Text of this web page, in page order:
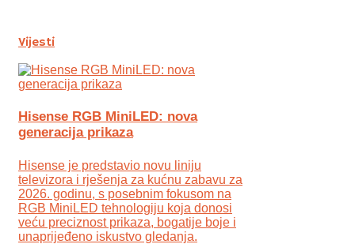
Vijesti
Hisense RGB MiniLED: nova
generacija prikaza
Hisense je predstavio novu liniju
televizora i rješenja za kućnu zabavu za
2026. godinu, s posebnim fokusom na
RGB MiniLED tehnologiju koja donosi
veću preciznost prikaza, bogatije boje i
unaprijeđeno iskustvo gledanja.